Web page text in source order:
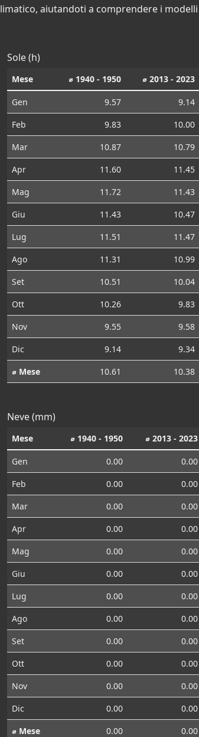
aiutandoti a comprendere i
Sole (h)
Mese ⌀ 1940 - 1950 ⌀ 2013 - 2023
Gen 9.57 9.14
Feb
9.83 10.00
Mar
10.87 10.79
Apr
11.60 11.45
Mag
11.72 11.43
Giu
11.43 10.47
Lug
11.51 11.47
Ago
11.31 10.99
Set
10.51 10.04
Ott
10.26 9.83
Nov
9.55 9.58
Dic
9.14 9.34
⌀ Mese
10.61 10.38
Neve (mm)
Mese ⌀ 1940 - 1950 ⌀ 2013 - 2023
Gen 0.00 0.00
Feb
0.00 0.00
Mar
0.00 0.00
Apr
0.00 0.00
Mag
0.00 0.00
Giu
0.00 0.00
Lug
0.00 0.00
Ago
0.00 0.00
Set
0.00 0.00
Ott
0.00 0.00
Nov
0.00 0.00
Dic
0.00 0.00
⌀ Mese
0.00 0.00